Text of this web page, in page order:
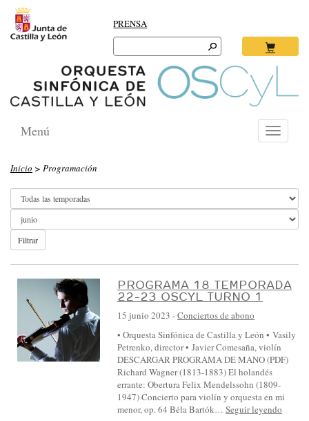
PRENSA
Search
for:
Toggle
Menú
O
R
Q
U
E
S
T
N
Inicio > Programación
Filtrar
PROGRAMA 18 TEMPORADA
22-23 OSCYL TURNO 1
15 junio 2023 -Conciertos de abono
• Orquesta Sinfónica de Castilla y León • Vasily
Petrenko, director • Javier Comesaña, violín
DESCARGAR PROGRAMA DE MANO (PDF)
Richard Wagner (1813-1883) El holandés
errante: Obertura Felix Mendelssohn (1809-
1947) Concierto para violín y orquesta en mi
menor, op. 64 Béla Bartók… Seguir leyendo